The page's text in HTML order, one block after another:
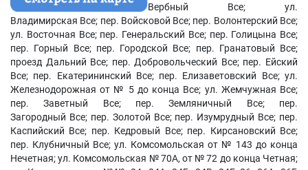
Вербный Все; ул.
Владимирская Все; пер. Войсковой Все; пер. Волонтерский Все;
ул. Восточная Все; пер. Генеральский Все; пер. Голицына Все;
пер. Горный Все; пер. Городской Все; пер. Гранатовый Все;
проезд Дальний Все; пер. Добровольческий Все; пер. Ейский
Все; пер. Екатерининский Все; пер. Елизаветовский Все; ул.
Железнодорожная от № 5 до конца Все; ул. Жемчужная Все;
пер. Заветный Все; пер. Земляничный Все; пер.
Загородный Все; пер. Золотой Все; пер. Изумрудный Все; пер.
Каспийский Все; пер. Кедровый Все; пер. Кирсановский Все;
пер. Клубничный Все; ул. Комсомольская от № 143 до конца
Нечетная; ул. Комсомольская № 70А, от № 72 до конца Четная;